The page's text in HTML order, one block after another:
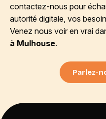
contactez-nous pour
autorité digitale, vos
Venez nous voir en vrai
à Mulhouse.
Parlez-